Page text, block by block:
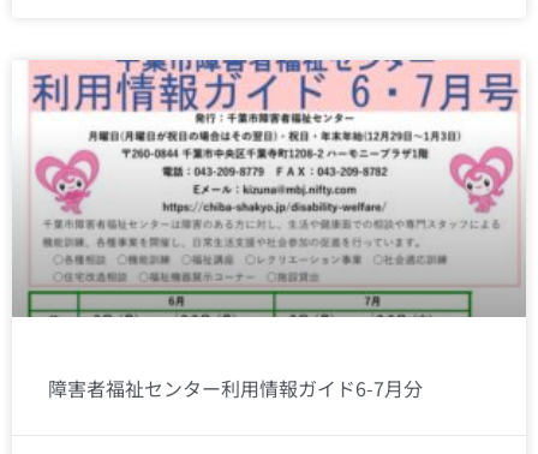
障害者福祉センター利用情報ガイド6-7月分